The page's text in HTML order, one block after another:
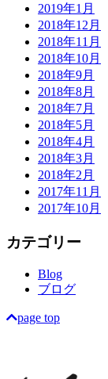
2019年1月
2018年12月
2018年11月
2018年10月
2018年9月
2018年8月
2018年7月
2018年5月
2018年4月
2018年3月
2018年2月
2017年11月
2017年10月
カテゴリー
Blog
ブログ
page top